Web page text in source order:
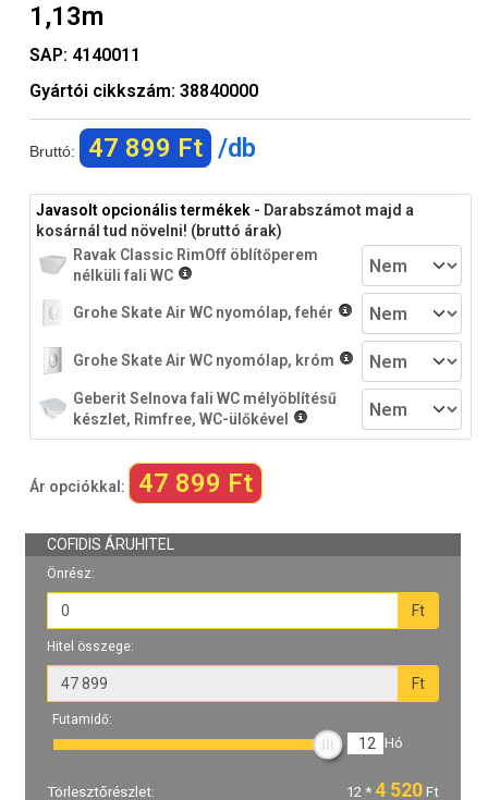
1,13m
SAP: 4140011
Gyártói cikkszám: 38840000
Bruttó: 47 899 Ft /db
Javasolt opcionális termékek - Darabszámot majd a
kosárnál tud növelni! (bruttó árak)
Ravak Classic RimOff öblítőperem
nélküli fali WC
Grohe Skate Air WC nyomólap, fehér
Grohe Skate Air WC nyomólap, króm
Geberit Selnova fali WC mélyöblítésű
készlet, Rimfree, WC-ülőkével
Ár opciókkal: 47 899 Ft